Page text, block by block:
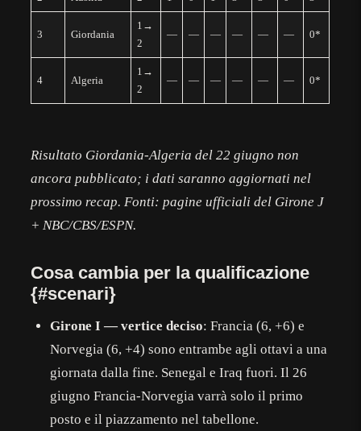
3 Giordania
1→
2
— — — — — — 0*
4 Algeria
1→
2
— — — — — — 0*
Risultato Giordania-Algeria del 22 giugno non
ancora pubblicato; i dati saranno aggiornati nel
prossimo recap. Fonti: pagine ufficiali del Girone J
+ NBC/CBS/ESPN.
Cosa cambia per la qualificazione
{#scenari}
Girone I — vertice deciso: Francia (6, +6) e
Norvegia (6, +4) sono entrambe agli ottavi a una
giornata dalla fine. Senegal e Iraq fuori. Il 26
giugno Francia-Norvegia varrà solo il primo
posto e il piazzamento nel tabellone.